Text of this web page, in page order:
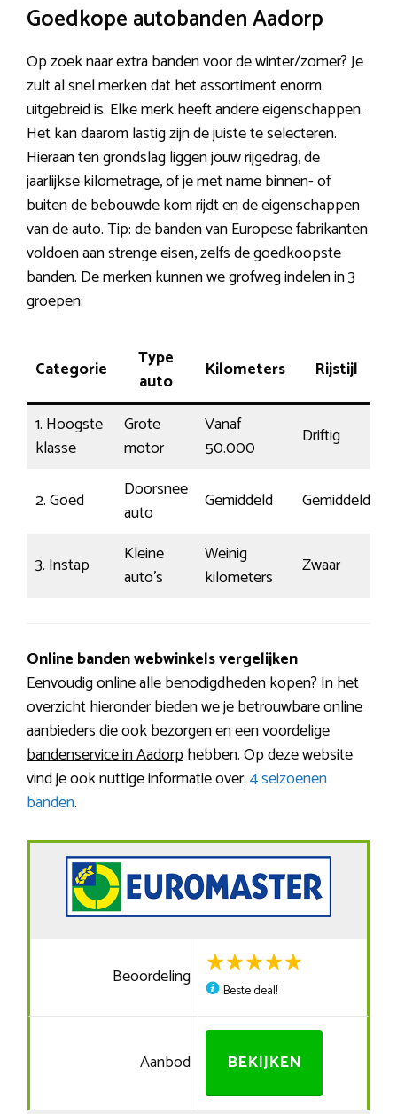
Goedkope autobanden Aadorp
Op zoek naar extra banden voor de winter/zomer? Je
zult al snel merken dat het assortiment enorm
uitgebreid is. Elke merk heeft andere eigenschappen.
Het kan daarom lastig zijn de juiste te selecteren.
Hieraan ten grondslag liggen jouw rijgedrag, de
jaarlijkse kilometrage, of je met name binnen- of
buiten de bebouwde kom rijdt en de eigenschappen
van de auto. Tip: de banden van Europese fabrikanten
voldoen aan strenge eisen, zelfs de goedkoopste
banden. De merken kunnen we grofweg indelen in 3
groepen:
Categorie
Type
auto
Kilometers Rijstijl
1. Hoogste
klasse
Grote
motor
Vanaf
50.000
Driftig
2. Goed
Doorsnee
auto
Gemiddeld Gemiddeld
3. Instap
Kleine
auto’s
Weinig
kilometers
Zwaar
Online banden webwinkels vergelijken
Eenvoudig online alle benodigdheden kopen? In het
overzicht hieronder bieden we je betrouwbare online
aanbieders die ook bezorgen en een voordelige
bandenservice in Aadorphebben. Op deze website
vind je ook nuttige informatie over:4 seizoenen
banden.
Beoordeling
Beste deal!
Aanbod BEKIJKEN